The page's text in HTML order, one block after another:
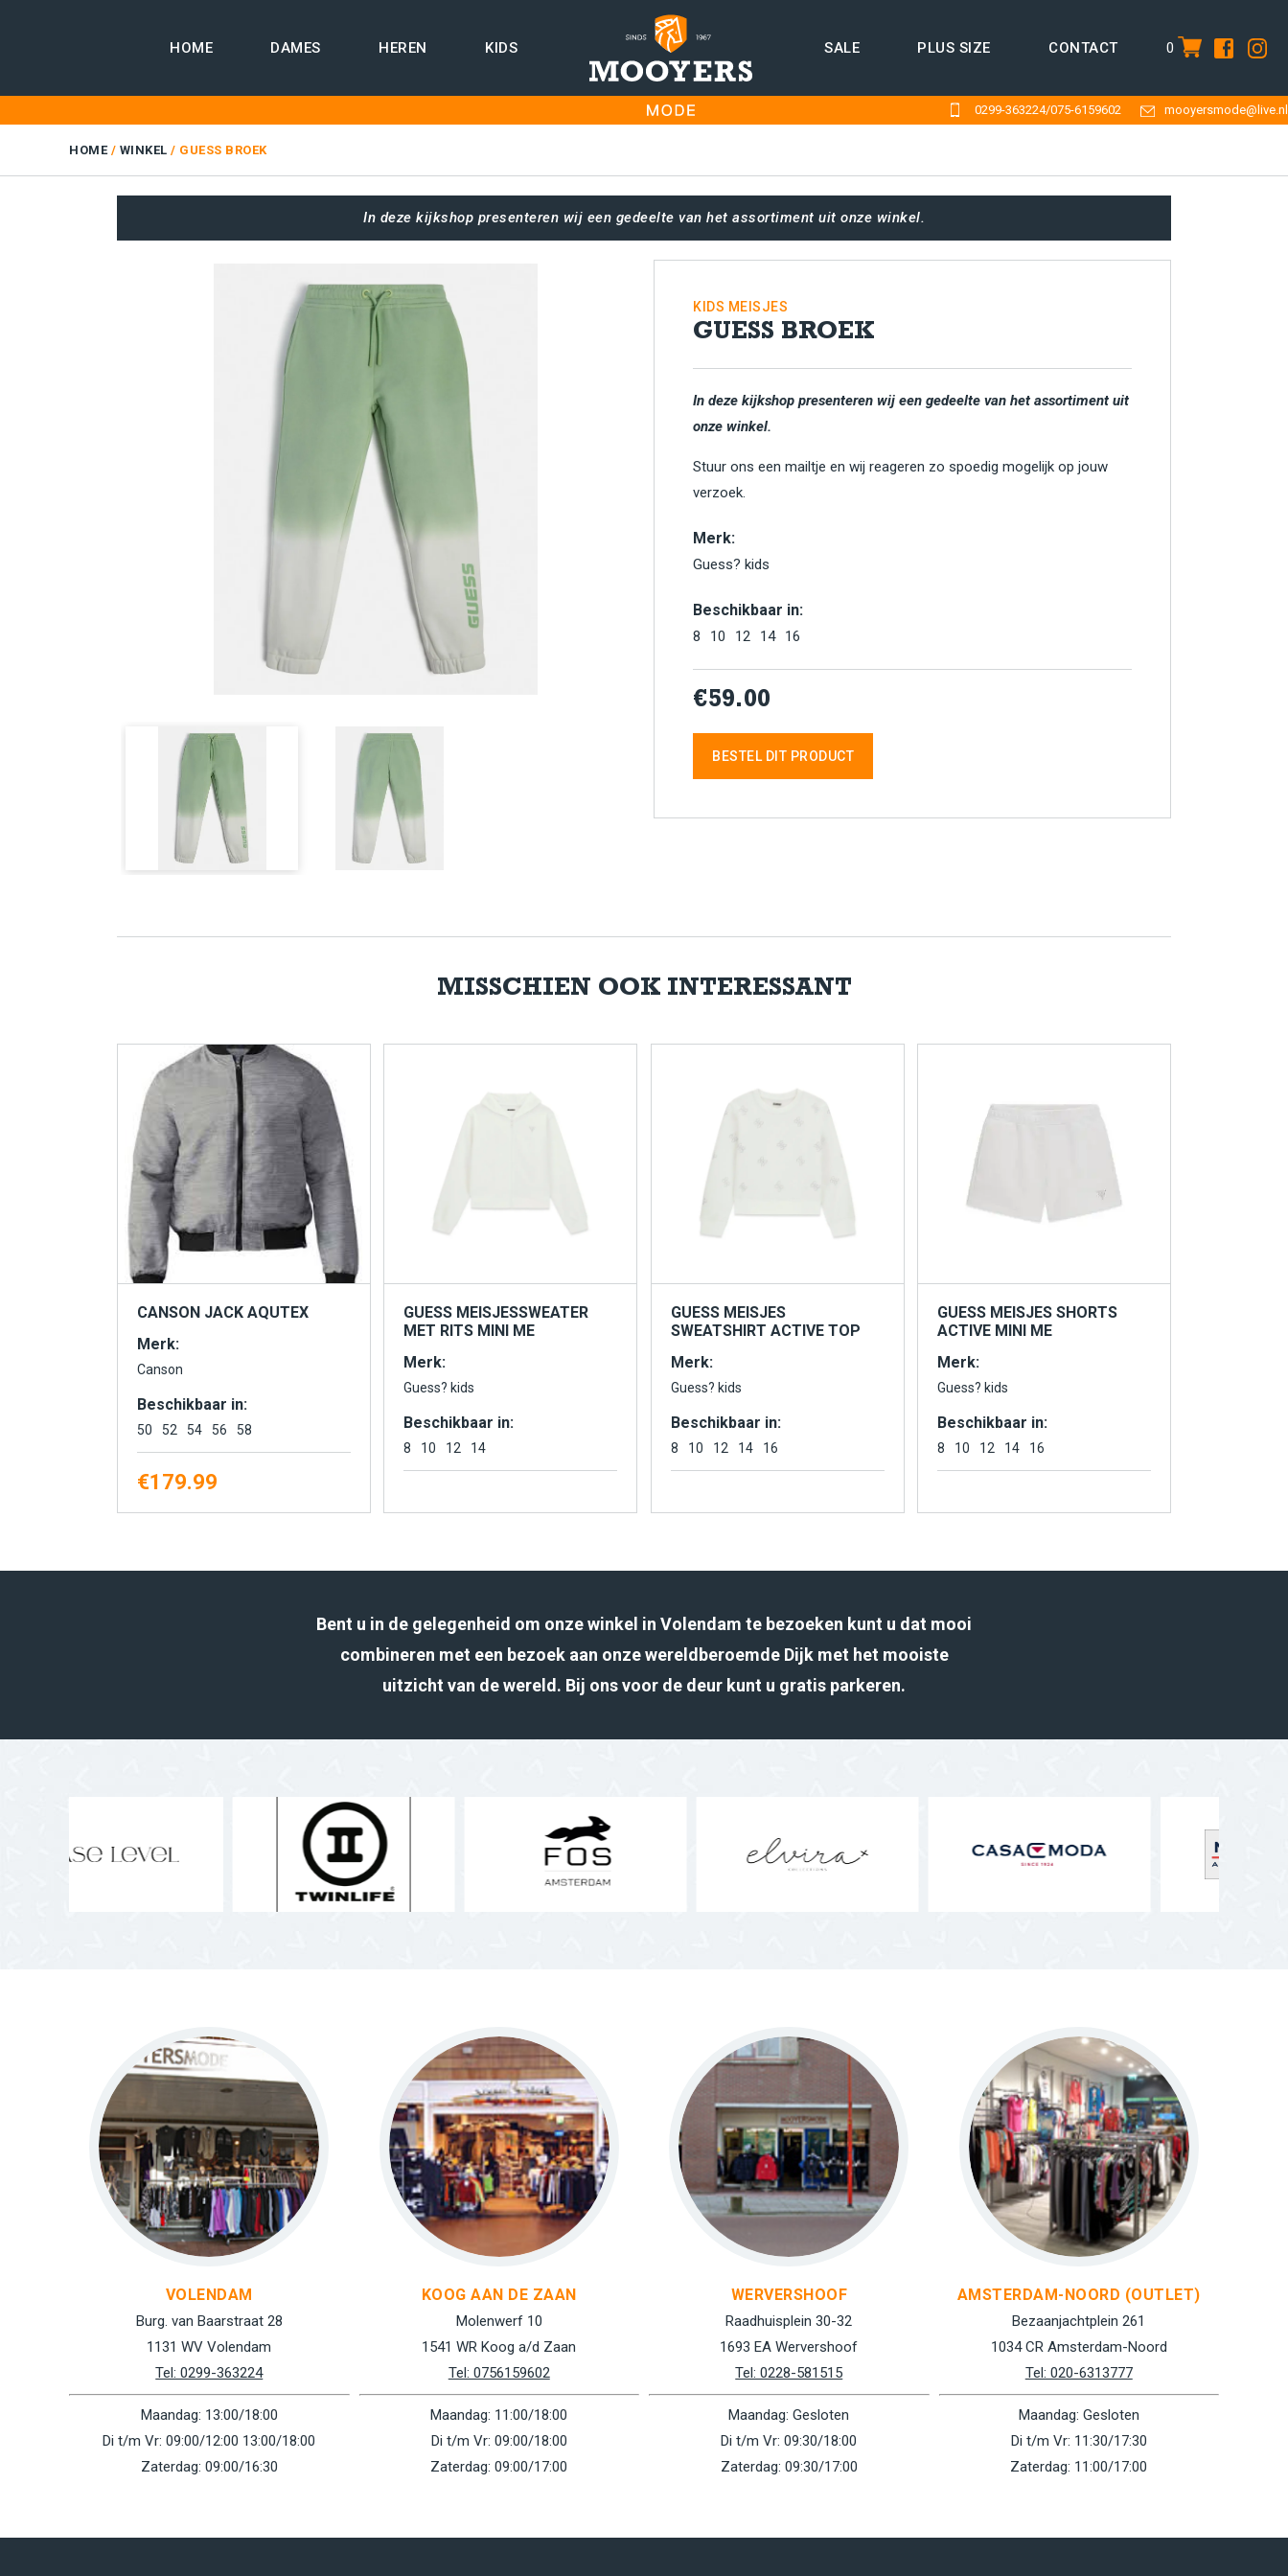
0 item
HOME DAMES HEREN KIDS SALE PLUS SIZE CONTACT
0299-363224/075-6159602 mooyersmode@live.nl
HOME/ WINKEL / GUESS BROEK
In deze kijkshop presenteren wij een gedeelte van het assortiment uit onze winkel.
KIDS MEISJES
GUESS BROEK
In deze kijkshop presenteren wij een gedeelte van het assortiment uit
onze winkel.
Stuur ons een mailtje en wij reageren zo spoedig mogelijk op jouw
verzoek.
Merk:
Guess? kids
Beschikbaar in:
8 10 12 14 16
€59.00
BESTEL DIT PRODUCT
MISSCHIEN OOK INTERESSANT
CANSON JACK AQUTEX
Merk:
Canson
Beschikbaar in:
50 52 54 56 58
€179.99
GUESS MEISJESSWEATER
MET RITS MINI ME
Merk:
Guess? kids
Beschikbaar in:
8 10 12 14
GUESS MEISJES
SWEATSHIRT ACTIVE TOP
Merk:
Guess? kids
Beschikbaar in:
8 10 12 14 16
GUESS MEISJES SHORTS
ACTIVE MINI ME
Merk:
Guess? kids
Beschikbaar in:
8 10 12 14 16
Bent u in de gelegenheid om onze winkel in Volendam te bezoeken kunt u dat mooi
combineren met een bezoek aan onze wereldberoemde Dijk met het mooiste
uitzicht van de wereld. Bij ons voor de deur kunt u gratis parkeren.
VOLENDAM
Burg. van Baarstraat 28
1131 WV Volendam
Tel: 0299-363224
Maandag: 13:00/18:00
Di t/m Vr: 09:00/12:00 13:00/18:00
Zaterdag: 09:00/16:30
KOOG AAN DE ZAAN
Molenwerf 10
1541 WR Koog a/d Zaan
Tel: 0756159602
Maandag: 11:00/18:00
Di t/m Vr: 09:00/18:00
Zaterdag: 09:00/17:00
WERVERSHOOF
Raadhuisplein 30-32
1693 EA Wervershoof
Tel: 0228-581515
Maandag: Gesloten
Di t/m Vr: 09:30/18:00
Zaterdag: 09:30/17:00
AMSTERDAM-NOORD (OUTLET)
Bezaanjachtplein 261
1034 CR Amsterdam-Noord
Tel: 020-6313777
Maandag: Gesloten
Di t/m Vr: 11:30/17:30
Zaterdag: 11:00/17:00